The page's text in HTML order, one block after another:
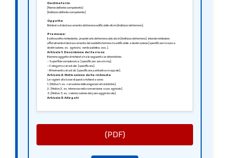
Destinatario:
[Nome dell’ente competente]
[Indirizzo dell’ente competente]
Oggetto:
Richiesta di declassamento del terreno edificabile sito in [Indirizzo del terreno].
Premessa:
Il sottoscritto richiedente, proprietario del terreno ubicato in [Indirizzo del terreno], intende richiedere
ufficialmente il declassamento del suddetto terreno da edificabile a destinazione [specificare la nuova
destinazione, es. agricola, verde pubblico, ecc.].
Articolo 1: Descrizione del terreno
Il terreno oggetto di richiesta ha le seguenti caratteristiche:
– Superficie complessiva: [specificare area in mq].
– Categoria catastale: [specificare].
– Riferimenti catastali: [specificare particella e mappale].
Articolo 2: Motivazione della richiesta
Le ragioni alla base di questa richiesta sono:
1. [Motivo 1, es. variazione delle esigenze urbanistiche].
2. [Motivo 2, es. interesse nella conversione a uso agricolo].
3. [Motivo 3, es. valorizzazione del paesaggio locale].
Articolo 3: Allegati
2. Copia della visura catastale.
Articolo 4: Richiesta di incontro
In attesa di un’eventuale comunicazione, porgo cordiali saluti.
(PDF)